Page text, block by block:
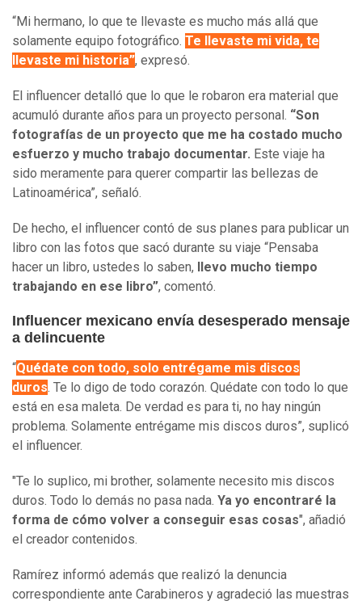
“Mi hermano, lo que te llevaste es mucho más allá que
solamente equipo fotográfico. Te llevaste mi vida, te
llevaste mi historia”, expresó.
El influencer detalló que lo que le robaron era material que
acumuló durante años para un proyecto personal. “Son
fotografías de un proyecto que me ha costado mucho
esfuerzo y mucho trabajo documentar. Este viaje ha
sido meramente para querer compartir las bellezas de
Latinoamérica”, señaló.
De hecho, el influencer contó de sus planes para publicar un
libro con las fotos que sacó durante su viaje “Pensaba
hacer un libro, ustedes lo saben,
llevo mucho tiempo
trabajando en ese libro”, comentó.
Influencer mexicano envía desesperado mensaje
a delincuente
“Quédate con todo, solo entrégame mis discos
duros. Te lo digo de todo corazón. Quédate con todo lo que
está en esa maleta. De verdad es para ti, no hay ningún
problema. Solamente entrégame mis discos duros”, suplicó
el influencer.
"Te lo suplico, mi brother, solamente necesito mis discos
duros. Todo lo demás no pasa nada. Ya yo encontraré la
forma de cómo volver a conseguir esas cosas", añadió
el creador contenidos.
Ramírez informó además que realizó la denuncia
correspondiente ante Carabineros y agradeció las muestras